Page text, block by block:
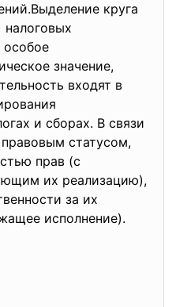
круга
налоговых
значение,
входят в
и сборах. В связи
статусом,
прав (с
их реализацию),
за их
исполнение).